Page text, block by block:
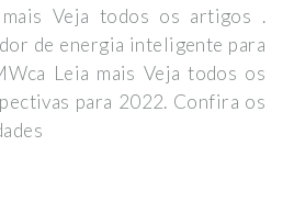
Veja todos os artigos .
de energia inteligente para
Leia mais Veja todos os
para 2022. Confira os